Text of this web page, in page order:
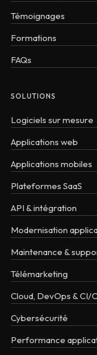
Témoignages
Formations
FAQs
SOLUTIONS
Logiciels sur mesure
Applications web
Applications mobiles
Plateformes SaaS
API & intégration
Modernisation
Maintenance &
Télémarketing
Cloud, DevOps & CI/
Cybersécurité
Performance